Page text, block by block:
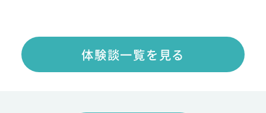
体験談一覧を見る